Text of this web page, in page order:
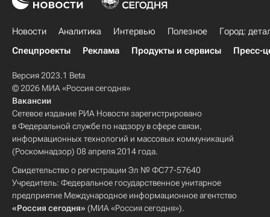
Новости Аналитика Интервью Полезное
Город:
Спецпроекты
Реклама Продукты и сервисы Пресс-
Версия 2023.1 Beta
© 2026 МИА «Россия сегодня»
Вакансии
Сетевое издание РИА Новости зарегистрировано
в Федеральной службе по надзору в сфере связи,
информационных технологий и массовых коммуникаций
(Роскомнадзор) 08 апреля 2014 года.
Свидетельство о регистрации Эл № ФС77-57640
Учредитель: Федеральное государственное унитарное
предприятие Международное информационное агентство
«Россия сегодня» (МИА «Россия сегодня»).